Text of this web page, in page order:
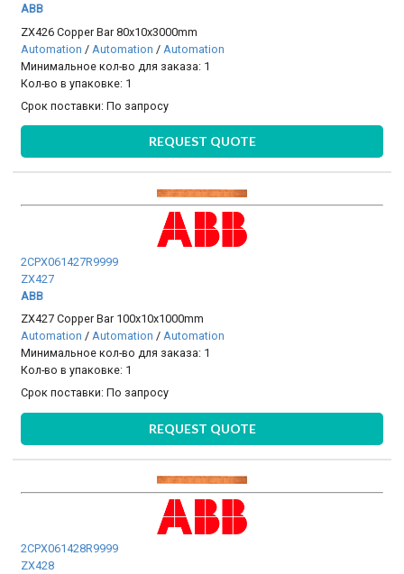
ABB
ZX426 Copper Bar 80x10x3000mm
Automation / Automation / Automation
Минимальное кол-во для заказа: 1
Кол-во в упаковке: 1
Срок поставки:По запросу
REQUEST QUOTE
2CPX061427R9999
ZX427
ABB
ZX427 Copper Bar 100x10x1000mm
Automation / Automation / Automation
Минимальное кол-во для заказа: 1
Кол-во в упаковке: 1
Срок поставки:По запросу
REQUEST QUOTE
2CPX061428R9999
ZX428